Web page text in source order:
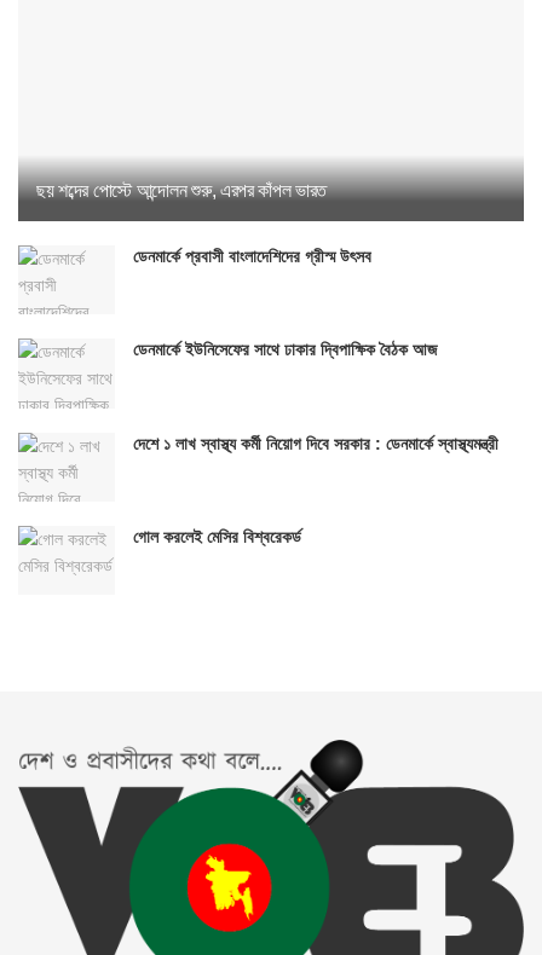
ছয় শব্দের পোস্টে আন্দোলন শুরু, এরপর কাঁপল ভারত
ডেনমার্কে প্রবাসী বাংলাদেশিদের গ্রীস্ম উৎসব
ডেনমার্কে ইউনিসেফের সাথে ঢাকার দ্বিপাক্ষিক বৈঠক আজ
দেশে ১ লাখ স্বাস্থ্য কর্মী নিয়োগ দিবে সরকার : ডেনমার্কে স্বাস্থ্যমন্ত্রী
গোল করলেই মেসির বিশ্বরেকর্ড